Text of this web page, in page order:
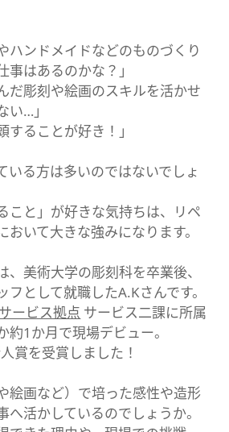
ハンドメイドなどのものづくり
事はあるのかな？」
だ彫刻や絵画のスキルを活かせ
い…」
することが好き！」
いる方は多いのではないでしょ
こと」が好きな気持ちは、リペ
おいて大きな強みになります。
、美術大学の彫刻科を卒業後、
として就職したA.Kさんです。
ービス拠点 サービス二課に所属
約1か月で現場デビュー。
賞を受賞しました！
絵画など）で培った感性や造形
へ活かしているのでしょうか。